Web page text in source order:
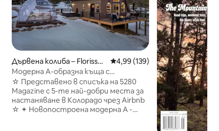
Дървена колиба – Florissan
t
Средна оценка: 4,99 от 5,
4,99 (139)
Модерна A-образна къща с
хидромасажна вана + купол за
наблюдение на звездите
☆ Представено в списъка на 5280
Magazine с 5-те най-добри места за
настаняване в Колорадо чрез Airbnb
☆ ✦ Новопостроена модерна A -